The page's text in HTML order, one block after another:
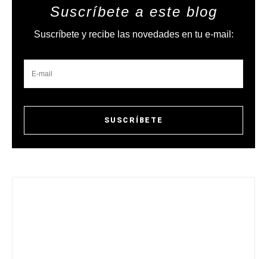
Suscríbete a este blog
Suscríbete y recibe las novedades en tu e-mail: